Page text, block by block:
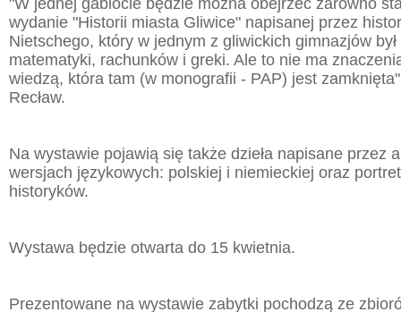
"W jednej gablocie będzie można obejrzeć zarówno
wydanie "Historii miasta Gliwice" napisanej przez
Nietschego, który w jednym z gliwickich gimnazjów
matematyki, rachunków i greki. Ale to nie ma
wiedzą, która tam (w monografii - PAP) jest
Recław.
Na wystawie pojawią się także dzieła napisane przez
wersjach językowych: polskiej i niemieckiej oraz
historyków.
Wystawa będzie otwarta do 15 kwietnia.
Prezentowane na wystawie zabytki pochodzą ze